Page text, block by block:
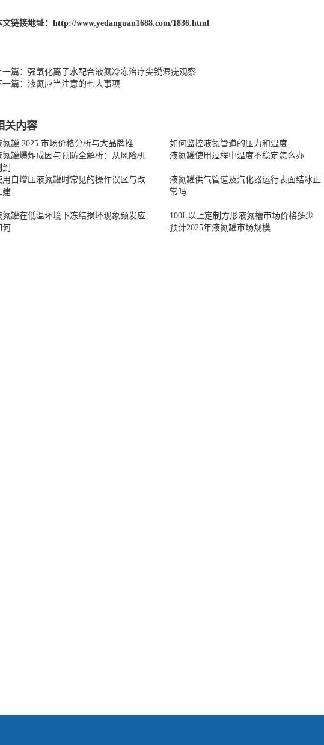
文链接地址： http://www.yedanguan1688.com/1836.html
一篇：强氧化离子水配合液氮冷冻治疗尖锐湿疣观察
一篇：液氮应当注意的七大事项
关内容
氮罐 2025 市场价格分析与大品牌推 如何监控液氮管道的压力和温度
氮罐爆炸成因与预防全解析：从风险机
液氮罐使用过程中温度不稳定怎么办
用自增压液氮罐时常见的操作误区与改
建
液氮罐供气管道及汽化器运行表面结冰正
常吗
氮罐在低温环境下冻结损坏现象频发应
何
100L以上定制方形液氮槽市场价格多少
预计2025年液氮罐市场规模